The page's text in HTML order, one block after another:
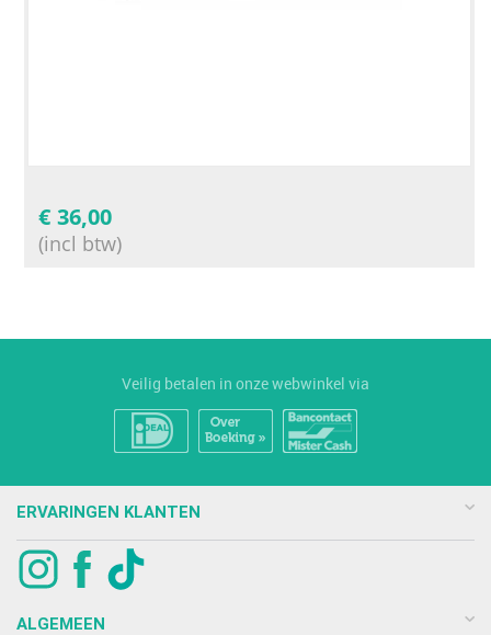
€ 36,00
(incl btw)
Veilig betalen in onze webwinkel via
ERVARINGEN KLANTEN
ALGEMEEN